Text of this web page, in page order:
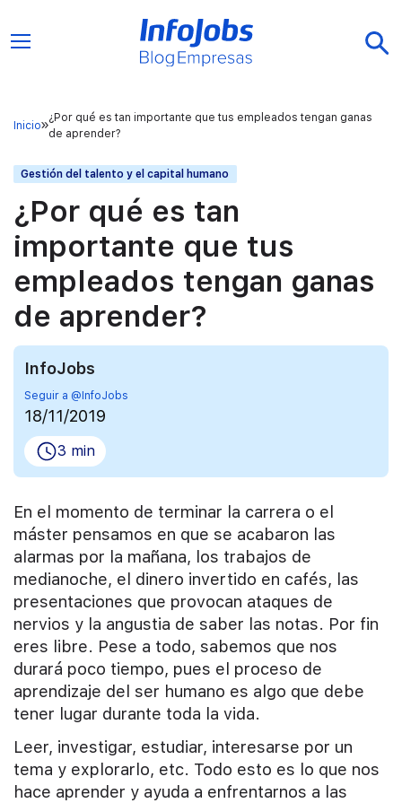
Inicio
¿Por qué es tan importante que tus empleados tengan ganas
de aprender?
Gestión del talento y el capital humano
¿Por qué es tan
importante que tus
empleados tengan ganas
de aprender?
InfoJobs
Seguir a @InfoJobs
18/11/2019
3 min
En el momento de terminar la carrera o el
máster pensamos en que se acabaron las
alarmas por la mañana, los trabajos de
medianoche, el dinero invertido en cafés, las
presentaciones que provocan ataques de
nervios y la angustia de saber las notas. Por fin
eres libre. Pese a todo, sabemos que nos
durará poco tiempo, pues el proceso de
aprendizaje del ser humano es algo que debe
tener lugar durante toda la vida.
Leer, investigar, estudiar, interesarse por un
tema y explorarlo, etc. Todo esto es lo que nos
hace aprender y ayuda a enfrentarnos a las